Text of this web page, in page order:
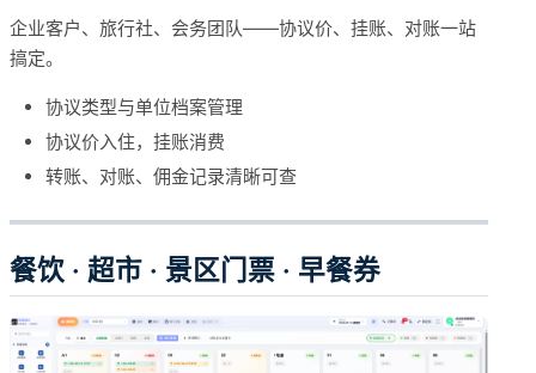
企业客户、旅行社、会务团队——协议价、挂账、对账一站
搞定。
协议类型与单位档案管理
协议价入住，挂账消费
转账、对账、佣金记录清晰可查
餐饮 · 超市 · 景区门票 · 早餐券